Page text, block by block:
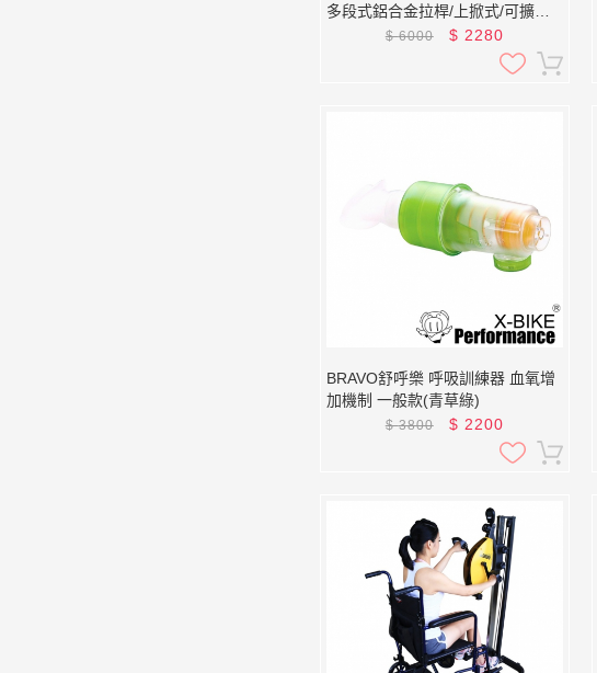
多段式鋁合金拉桿/上掀式/可擴增
空間/避震剎車輪/雙充電孔/飲料架/
$6000 $ 2280
BRAVO舒呼樂 呼吸訓練器 血氧增
加機制 一般款(青草綠)
$3800 $ 2200